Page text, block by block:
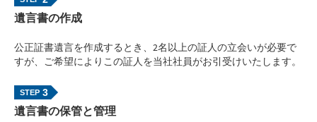
遺言書の作成
公正証書遺言を作成するとき、2名以上の証人の立会いが必要で
すが、ご希望によりこの証人を当社社員がお引受けいたします。
3
遺言書の保管と管理